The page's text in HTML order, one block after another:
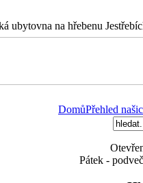
ubytovna na hřebenu
DomůPřehled
Pátek -